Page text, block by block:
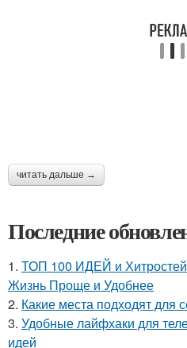
читать дальше →
Последние
1. ТОП 100 ИДЕЙ и
Жизнь Проще и Удобнее
2. Какие места подходят для
3. Удобные лайфхаки для
идей